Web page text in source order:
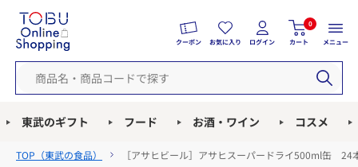
クーポン お気に入り ログイン
0
カート メニュー
東武のギフト フード お酒・ワイン コスメ
TOP（東武の食品） ［アサヒビール］アサヒスーパードライ500ml缶 24